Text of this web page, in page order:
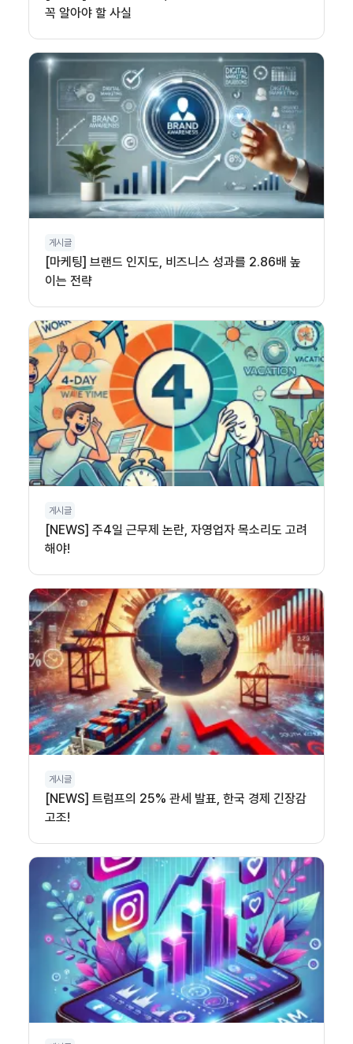
꼭 알아야 할 사실
게시글
[마케팅] 브랜드 인지도, 비즈니스 성과를 2.86배 높
이는 전략
게시글
[NEWS] 주4일 근무제 논란, 자영업자 목소리도 고려
해야!
게시글
[NEWS] 트럼프의 25% 관세 발표, 한국 경제 긴장감
고조!